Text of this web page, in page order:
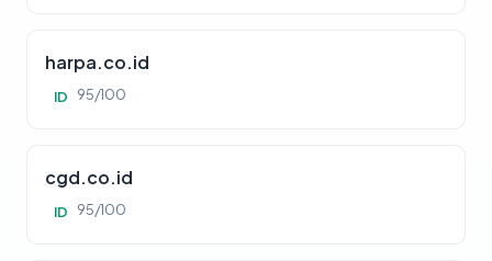
harpa.co.id
ID 95/100
cgd.co.id
ID 95/100